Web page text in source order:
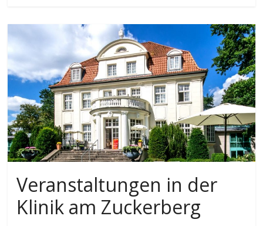
Veranstaltungen in der
Klinik am Zuckerberg